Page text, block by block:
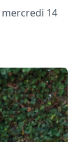
mercredi 14